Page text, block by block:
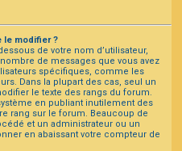
le modifier ?
de votre nom d’utilisateur,
de messages que vous avez
spécifiques, comme les
Dans la plupart des cas, seul un
le texte des rangs du forum.
en publiant inutilement des
rang sur le forum. Beaucoup de
et un administrateur ou un
en abaissant votre compteur de